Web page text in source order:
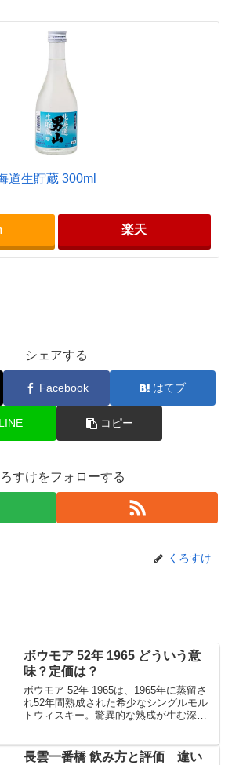
道生貯蔵 300ml
楽天
シェアする
Facebook はてブ
LINE コピー
ろすけをフォローする
くろすけ
ボウモア 52年 1965 どういう意
味？定価は？
ボウモア 52年 1965は、1965年に蒸留さ
れ52年間熟成された希少なシングルモル
トウィスキー。驚異的な熟成が生む深い
長雲一番橋 飲み方と評価 違い